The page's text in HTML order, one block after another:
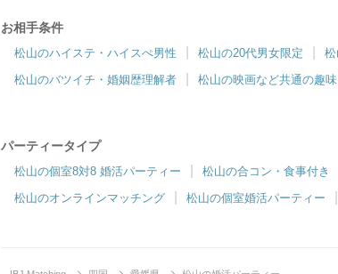
ツヴァイ松山
お相手条件
松山のハイステ・ハイスぺ男性 松山の20代男女限定
松山のバツイチ・婚姻歴理解者
松山の映画など共通の趣味
パーティータイプ
松山の個室8対8 婚活パーティー 松山の合コン・食事付き
松山のオンラインマッチング
松山の個室婚活パーティー